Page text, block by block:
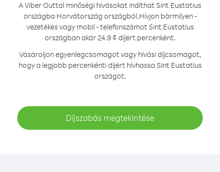
A Viber Outtal minőségi hívásokat indíthat Sint Eustatius
országba Horvátország országból.Hívjon bármilyen -
vezetékes vagy mobil - telefonszámot Sint Eustatius
országban akár 24.9 ¢ díjért percenként.
Vásároljon egyenlegcsomagot vagy hívási díjcsomagot,
hogy a legjobb percenkénti díjért hívhassa Sint Eustatius
országot.
Díjszabás megtekintése